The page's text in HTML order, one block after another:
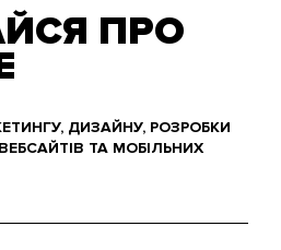
ПРО
ДИЗАЙНУ, РОЗРОБКИ
ТА МОБІЛЬНИХ